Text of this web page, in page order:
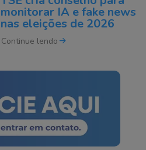
monitorar IA e fake news
nas eleições de 2026
Continue lendo